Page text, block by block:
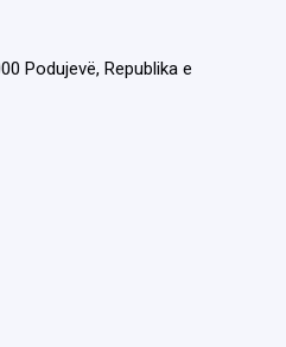
Podujevë, Republika e